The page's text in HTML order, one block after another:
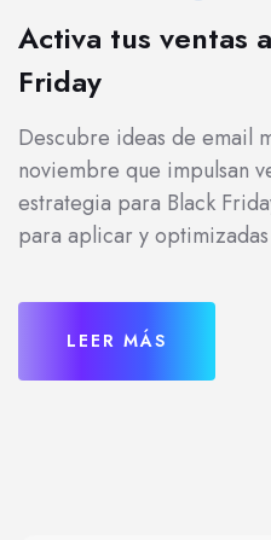
Activa tus ventas
Friday
Descubre ideas de email
noviembre que impulsan
estrategia para Black
para aplicar y
LEER MÁS